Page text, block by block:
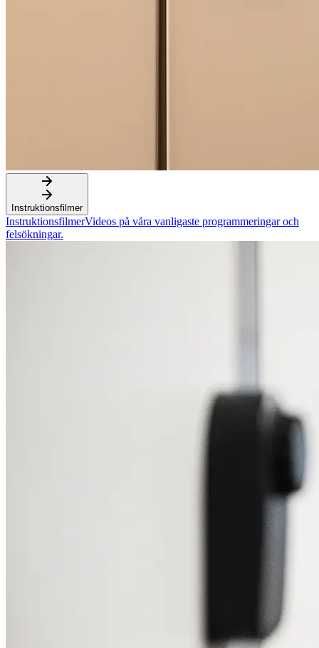
Instruktionsfilmer
InstruktionsfilmerVideos på våra vanligaste programmeringar och
felsökningar.